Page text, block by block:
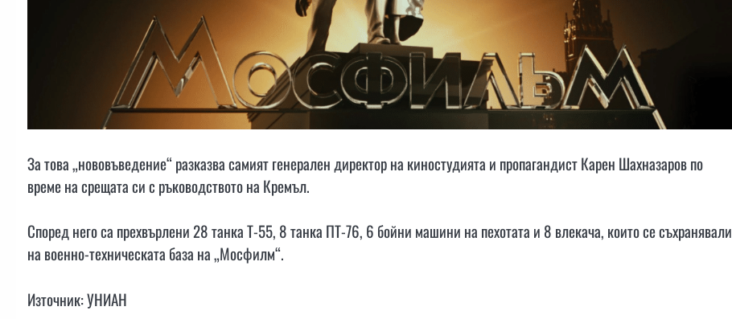
За това „нововъведение“ разказва самият генерален директор на киностудията и пропагандист Карен Шахназаров по
време на срещата си с ръководството на Кремъл.
Според него са прехвърлени 28 танка Т-55, 8 танка ПТ-76, 6 бойни машини на пехотата и 8 влекача, които се съхранявали
на военно-техническата база на „Мосфилм“.
Източник: УНИАН